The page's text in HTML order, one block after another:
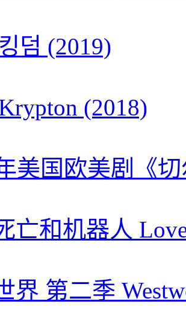
덤 (2019)
(2018)
美国欧美剧《
亡和机器人
界 第二季